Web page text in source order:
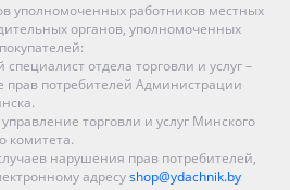
уполномоченных работников местных
органов, уполномоченных
отдела торговли и услуг –
потребителей Администрации
торговли и услуг Минского
комитета.
нарушения прав потребителей,
адресуshop@ydachnik.by